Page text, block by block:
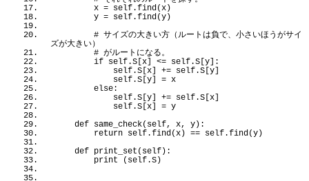
        x = self.
find (x)
        y = self.
find (y)
# サイズの大きい方（ルートは負で、小さいほうがサイ
ズが大きい）
# がルートになる。
if self.S [x] <= self.S [y] :
            self.S
[x] += self.S [y]
            self.S
[y]
= x
else:
            self.S
[y] += self.S [x]
            self.S
[x]
= y
def same_check( self, x, y) :
return self.find (x) == self.find (y)
def print_set ( self) :
print
( self.S)